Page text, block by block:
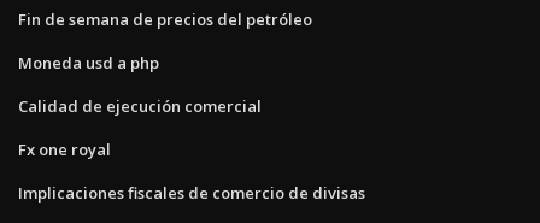
Fin de semana de precios del petróleo
Moneda usd a php
Calidad de ejecución comercial
Fx one royal
Implicaciones fiscales de comercio de divisas